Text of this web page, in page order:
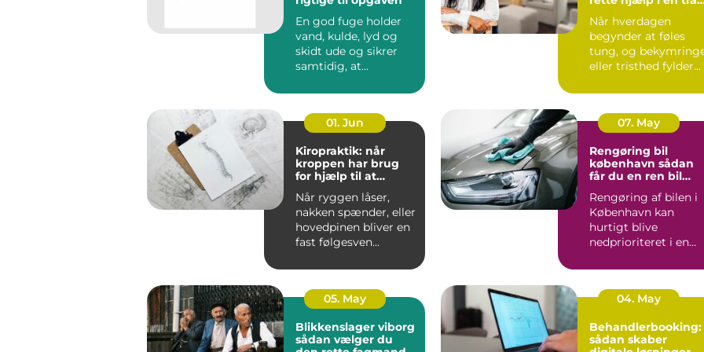
En god fuge holder
vand, kulde, lyd og
skidt ude og sikrer
samtidig, at
bevæge sig ud...
Når hverdagen
begynder at føles
tung, og
eller tristhed fylder
kan en p...
01. Jun
Kiropraktik: når
kroppen har brug
for hjælp til at
Når ryggen låser,
nakken spænder, eller
hovedpinen bliver en
fast følgesven...
07. May
Rengøring bil
københavn sådan
får du en ren bil
Rengøring af bilen i
København kan
hurtigt blive
nedprioriteret i en
arbejde, børn...
05. May
Blikkenslager viborg
sådan vælger du
04. May
Behandlerbooking:
sådan skaber